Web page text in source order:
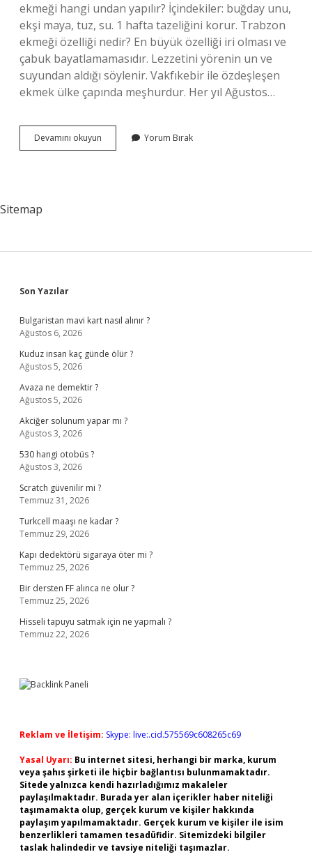
ekmeği hangi undan yapılır? İçindekiler: buğday unu,
ekşi maya, tuz, su. 1 hafta tazeliğini korur. Trabzon
ekmeği özelliği nedir? En büyük özelliği iri olması ve
çabuk bayatlamamasıdır. Lezzetini yörenin un ve
suyundan aldığı söylenir. Vakfıkebir ile özdeşleşen
ekmek ülke çapında meşhurdur. Her yıl Ağustos…
Devamını okuyun Trabzon
Ekmeğinde
Yorum Bırak
Sitemap
Sidebar
Son Yazılar
Bulgaristan mavi kart nasıl alınır ?
Ağustos 6, 2026
Kuduz insan kaç günde ölür ?
Ağustos 5, 2026
Avaza ne demektir ?
Ağustos 5, 2026
Akciğer solunum yapar mı ?
Ağustos 3, 2026
530 hangi otobüs ?
Ağustos 3, 2026
Scratch güvenilir mi ?
Temmuz 31, 2026
Turkcell maaşı ne kadar ?
Temmuz 29, 2026
Kapı dedektörü sigaraya öter mi ?
Temmuz 25, 2026
Bir dersten FF alınca ne olur ?
Temmuz 25, 2026
Hisseli tapuyu satmak için ne yapmalı ?
Temmuz 22, 2026
Reklam ve İletişim: Skype: live:.cid.575569c608265c69
Yasal Uyarı: Bu internet sitesi, herhangi bir marka, kurum
veya şahıs şirketi ile hiçbir bağlantısı bulunmamaktadır.
Sitede yalnızca kendi hazırladığımız makaleler
paylaşılmaktadır. Burada yer alan içerikler haber niteliği
taşımamakta olup, gerçek kurum ve kişiler hakkında
paylaşım yapılmamaktadır. Gerçek kurum ve kişiler ile isim
benzerlikleri tamamen tesadüfidir. Sitemizdeki bilgiler
taslak halindedir ve tavsiye niteliği taşımazlar.